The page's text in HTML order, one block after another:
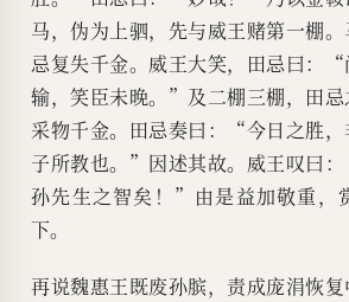
马，伪为上驷，先与威王赌第一棚
忌复失千金。威王大笑，田忌曰：
输，笑臣未晚。”及二棚三棚，田
采物千金。田忌奏曰：“今日之胜
子所教也。”因述其故。威王叹曰
孙先生之智矣！”由是益加敬重，
下。
再说魏惠王既废孙膑，责成庞涓恢